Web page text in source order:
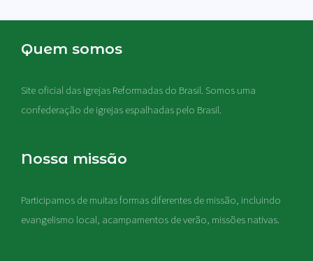
Quem somos
Site oficial das Igrejas Reformadas do Brasil. Somos uma
confederação de igrejas espalhadas pelo Brasil.
Nossa missão
Participamos de muitas formas diferentes de missão, incluindo
evangelismo local, acampamentos de verão, missões nativas